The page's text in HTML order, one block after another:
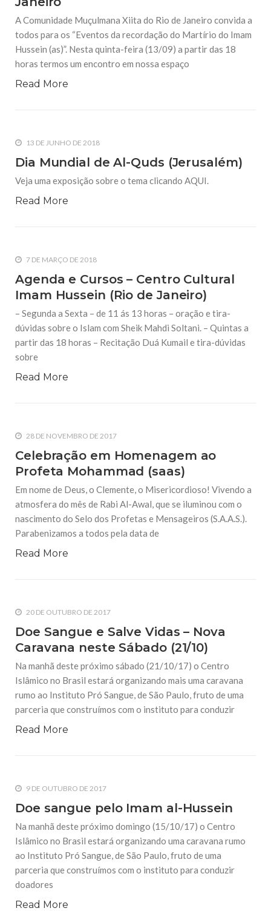
ocasião será realizada uma cerimônia onde serão
24 DE AGOSTO DE 2014
Cerimônia de Ashura – Relembrança do
Martírio do Imam Hussein (A.S.).
Em nome de Deus, o Clemente, o Misericordioso. Chamada
Deus (S.A.A.S.) durante a celebração de Ashura:
Aniversário do profeta Mohammad
Em nome do Altíssimo. No aniversário do profeta
Al-Sadek (A.S.). A Associação Beneficiente Islâmica do Brasil
comunidade Islâmica para
A Comunidade Muçulmana Xiita do Rio de Janeiro convida a
todos para os “Eventos da recordação do Martírio do Imam
Hussein (as)”. Nesta quinta-feira (13/09) a partir das 18
horas termos um encontro em nossa espaço
Read More
13 DE JUNHO DE 2018
Dia Mundial de Al-Quds (Jerusalém)
Veja uma exposição sobre o tema clicando AQUI.
Read More
7 DE MARÇO DE 2018
Agenda e Cursos – Centro Cultural
Imam Hussein (Rio de Janeiro)
– Segunda a Sexta – de 11 ás 13 horas – oração e tira-
dúvidas sobre o Islam com Sheik Mahdi Soltani. – Quintas a
partir das 18 horas – Recitação Duá Kumail e tira-dúvidas
sobre
Read More
28 DE NOVEMBRO DE 2017
Celebração em Homenagem ao
Profeta Mohammad (saas)
Em nome de Deus, o Clemente, o Misericordioso! Vivendo a
atmosfera do mês de Rabi Al-Awal, que se iluminou com o
nascimento do Selo dos Profetas e Mensageiros (S.A.A.S.).
Parabenizamos a todos pela data de
Read More
20 DE OUTUBRO DE 2017
Doe Sangue e Salve Vidas – Nova
Caravana neste Sábado (21/10)
Na manhã deste próximo sábado (21/10/17) o Centro
Islâmico no Brasil estará organizando mais uma caravana
rumo ao Instituto Pró Sangue, de São Paulo, fruto de uma
parceria que construímos com o instituto para conduzir
Read More
9 DE OUTUBRO DE 2017
Doe sangue pelo Imam al-Hussein
Na manhã deste próximo domingo (15/10/17) o Centro
Islâmico no Brasil estará organizando uma caravana rumo
ao Instituto Pró Sangue, de São Paulo, fruto de uma
parceria que construímos com o instituto para conduzir
doadores
Read More